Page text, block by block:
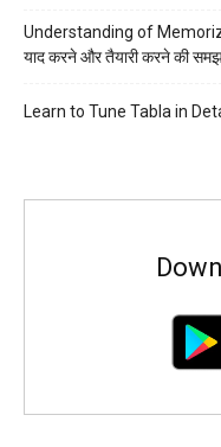
Understanding of
याद करने और तैयारी करने की
Learn to Tune Tabla in